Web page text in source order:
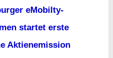
eMobilty-
startet erste
Aktienemission